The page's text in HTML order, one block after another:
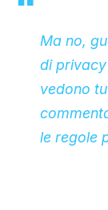
Ma no,
di
vedono
le regole